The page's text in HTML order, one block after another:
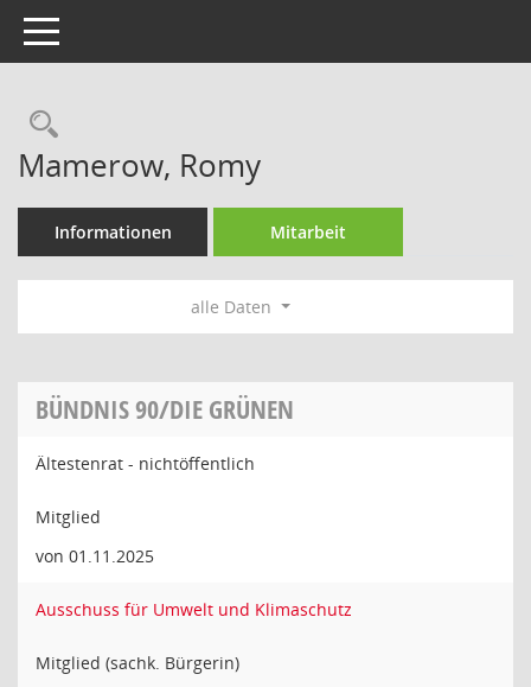
Toggle navigation
Rechercheauswahl
Mamerow, Romy
Informationen Mitarbeit
alle Daten
BÜNDNIS 90/DIE GRÜNEN
Ältestenrat - nichtöffentlich
Mitglied
von 01.11.2025
Ausschuss für Umwelt und Klimaschutz
Mitglied (sachk. Bürgerin)